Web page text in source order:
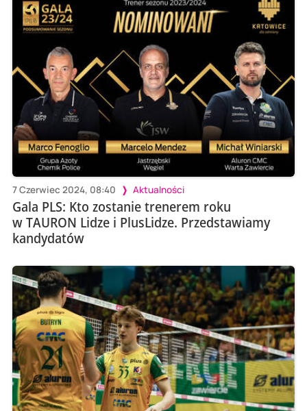
7 Czerwiec 2024, 08:40 Aktualności
Gala PLS: Kto zostanie trenerem roku
w TAURON Lidze i PlusLidze. Przedstawiamy
kandydatów